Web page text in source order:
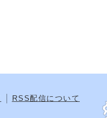
RSS配信について